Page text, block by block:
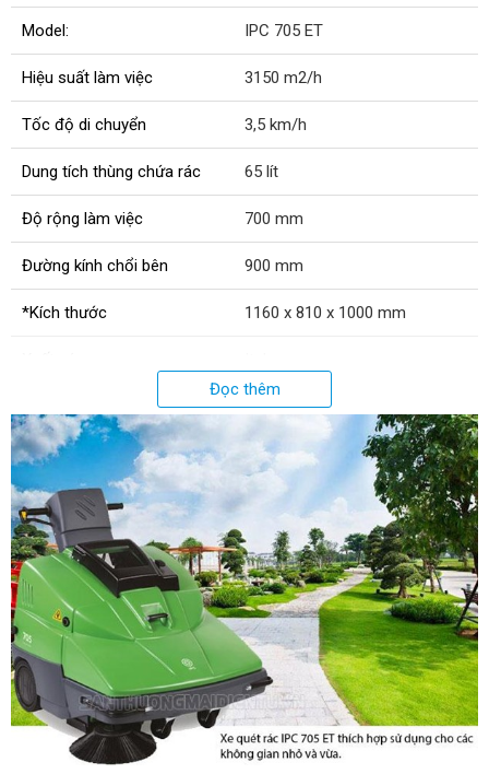
Model: IPC 705 ET
Hiệu suất làm việc 3150 m2/h
Tốc độ di chuyển 3,5 km/h
Dung tích thùng chứa rác 65 lít
Độ rộng làm việc 700 mm
Đường kính chổi bên 900 mm
*Kích thước 1160 x 810 x 1000 mm
Đọc thêm